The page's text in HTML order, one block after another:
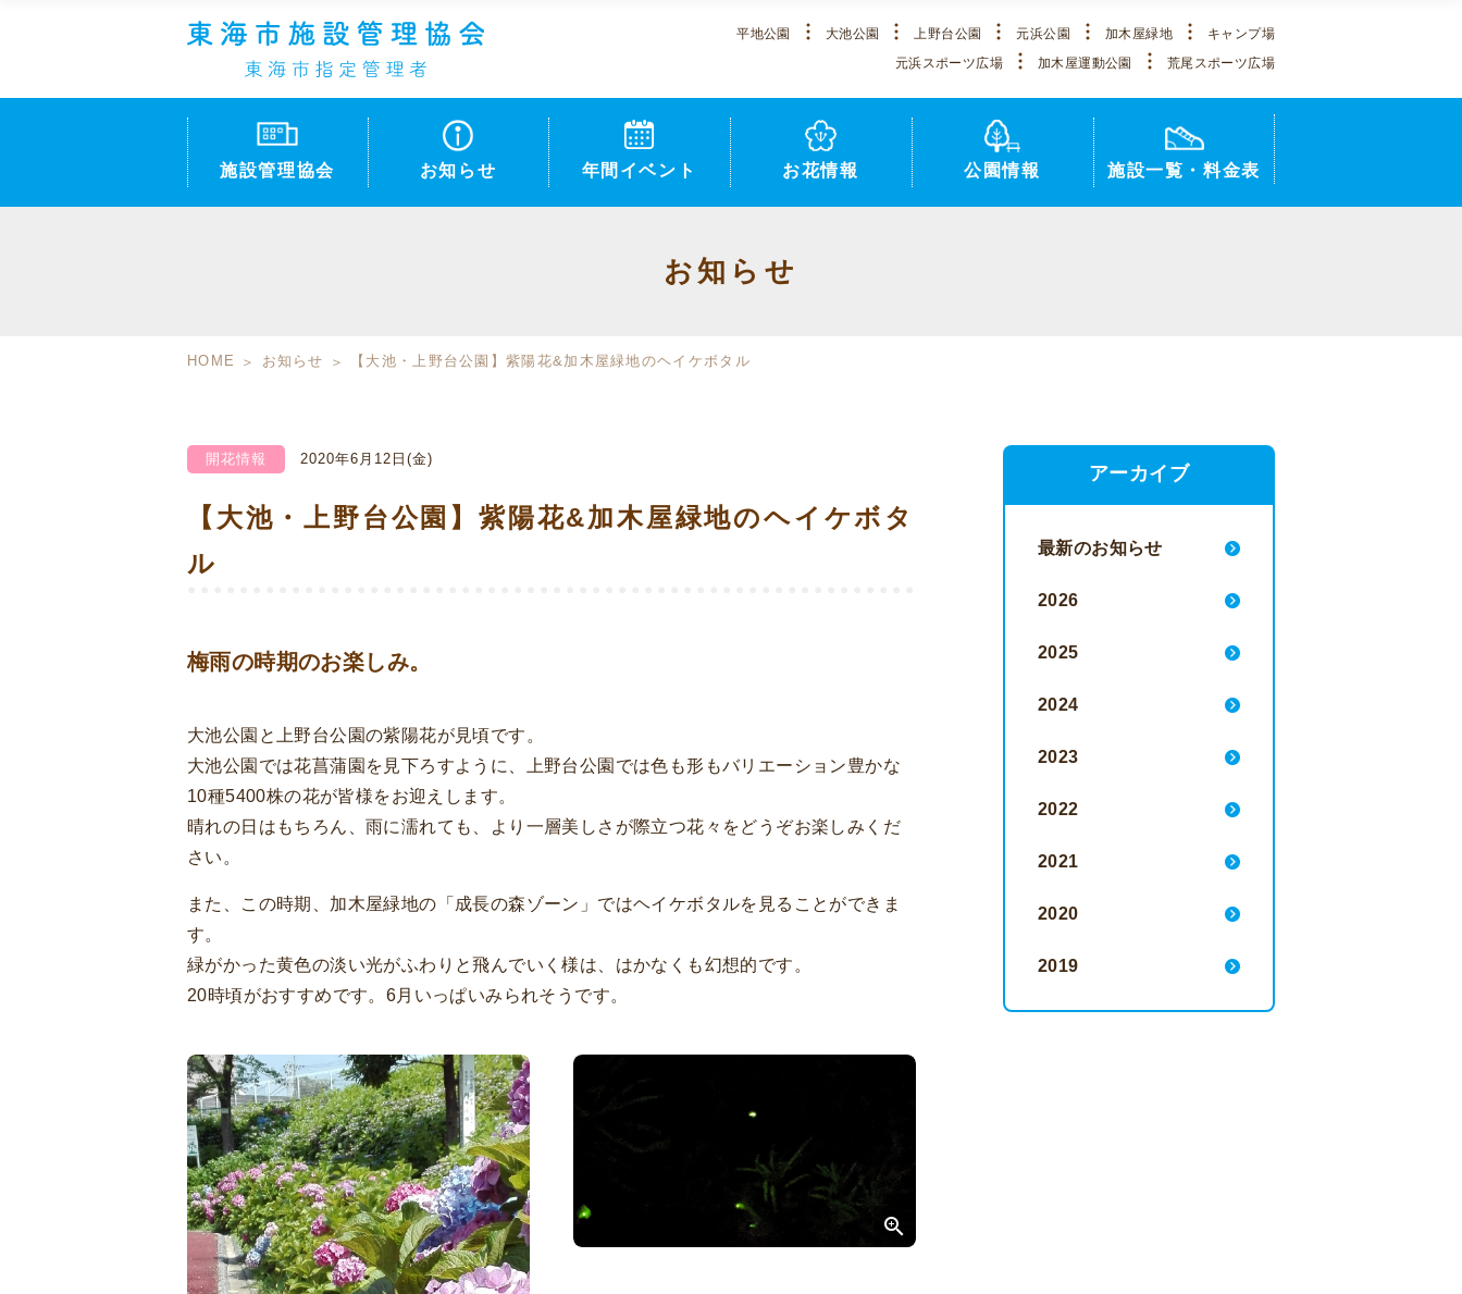
平地公園 大池公園 上野台公園 元浜公園 加木屋緑地
キャンプ場
元浜スポーツ広場
加木屋運動公園 荒尾スポーツ広場
施設管理協会 お知らせ 年間イベント お花情報 公園情報 施設一覧・料金表
お知らせ
HOME お知らせ 【大池・上野台公園】紫陽花&加木屋緑地のヘイケボタル
開花情報 2020年6月12日(金)
【大池・上野台公園】紫陽花&加木屋緑地のヘイケボタ
ル
梅雨の時期のお楽しみ。
大池公園と上野台公園の紫陽花が見頃です。
大池公園では花菖蒲園を見下ろすように、上野台公園では色も形もバリエーション豊かな
10種5400株の花が皆様をお迎えします。
晴れの日はもちろん、雨に濡れても、より一層美しさが際立つ花々をどうぞお楽しみくだ
さい。
また、この時期、加木屋緑地の「成長の森ゾーン」ではヘイケボタルを見ることができま
す。
緑がかった黄色の淡い光がふわりと飛んでいく様は、はかなくも幻想的です。
20時頃がおすすめです。6月いっぱいみられそうです。
アーカイブ
最新のお知らせ
2026
2025
2024
2023
2022
2021
2020
2019